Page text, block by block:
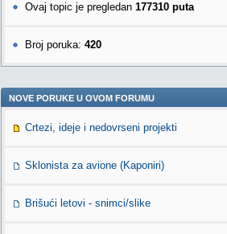
Ovaj topic je pregledan 177310 puta
Broj poruka: 420
NOVE PORUKE U OVOM FORUMU
Crtezi, ideje i nedovrseni projekti
Sklonista za avione (Kaponiri)
Brišući letovi - snimci/slike